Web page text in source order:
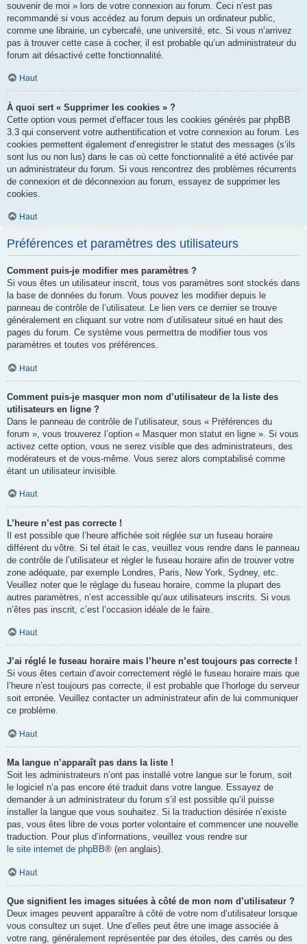
souvenir de moi » lors de votre connexion au forum. Ceci n’est pas
recommandé si vous accédez au forum depuis un ordinateur public,
comme une librairie, un cybercafé, une université, etc. Si vous n’arrivez
pas à trouver cette case à cocher, il est probable qu’un administrateur du
forum ait désactivé cette fonctionnalité.
Haut
À quoi sert « Supprimer les cookies » ?
Cette option vous permet d’effacer tous les cookies générés par phpBB
3.3 qui conservent votre authentification et votre connexion au forum. Les
cookies permettent également d’enregistrer le statut des messages (s’ils
sont lus ou non lus) dans le cas où cette fonctionnalité a été activée par
un administrateur du forum. Si vous rencontrez des problèmes récurrents
de connexion et de déconnexion au forum, essayez de supprimer les
cookies.
Haut
Préférences et paramètres des utilisateurs
Comment puis-je modifier mes paramètres ?
Si vous êtes un utilisateur inscrit, tous vos paramètres sont stockés dans
la base de données du forum. Vous pouvez les modifier depuis le
panneau de contrôle de l’utilisateur. Le lien vers ce dernier se trouve
généralement en cliquant sur votre nom d’utilisateur situé en haut des
pages du forum. Ce système vous permettra de modifier tous vos
paramètres et toutes vos préférences.
Haut
Comment puis-je masquer mon nom d’utilisateur de la liste des
utilisateurs en ligne ?
Dans le panneau de contrôle de l’utilisateur, sous « Préférences du
forum », vous trouverez l’option « Masquer mon statut en ligne ». Si vous
activez cette option, vous ne serez visible que des administrateurs, des
modérateurs et de vous-même. Vous serez alors comptabilisé comme
étant un utilisateur invisible.
Haut
L’heure n’est pas correcte !
Il est possible que l’heure affichée soit réglée sur un fuseau horaire
différent du vôtre. Si tel était le cas, veuillez vous rendre dans le panneau
de contrôle de l’utilisateur et régler le fuseau horaire afin de trouver votre
zone adéquate, par exemple Londres, Paris, New York, Sydney, etc.
Veuillez noter que le réglage du fuseau horaire, comme la plupart des
autres paramètres, n’est accessible qu’aux utilisateurs inscrits. Si vous
n’êtes pas inscrit, c’est l’occasion idéale de le faire.
Haut
J’ai réglé le fuseau horaire mais l’heure n’est toujours pas correcte !
Si vous êtes certain d’avoir correctement réglé le fuseau horaire mais que
l’heure n’est toujours pas correcte, il est probable que l’horloge du serveur
soit erronée. Veuillez contacter un administrateur afin de lui communiquer
ce problème.
Haut
Ma langue n’apparaît pas dans la liste !
Soit les administrateurs n’ont pas installé votre langue sur le forum, soit
le logiciel n’a pas encore été traduit dans votre langue. Essayez de
demander à un administrateur du forum s’il est possible qu’il puisse
installer la langue que vous souhaitez. Si la traduction désirée n’existe
pas, vous êtes libre de vous porter volontaire et commencer une nouvelle
traduction. Pour plus d’informations, veuillez vous rendre sur
le site internet de phpBB® (en anglais).
Haut
Que signifient les images situées à côté de mon nom d’utilisateur ?
Deux images peuvent apparaître à côté de votre nom d’utilisateur lorsque
vous consultez un sujet. Une d’elles peut être une image associée à
votre rang, généralement représentée par des étoiles, des carrés ou des